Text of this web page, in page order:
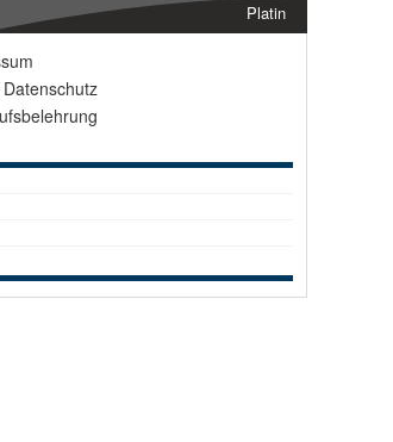
Platin
Datenschutz